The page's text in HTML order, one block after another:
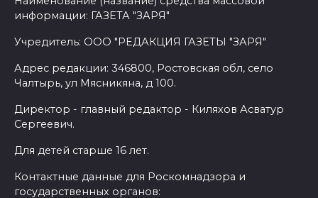
информации: ГАЗЕТА "ЗАРЯ"
Учредитель: ООО "РЕДАКЦИЯ ГАЗЕТЫ "ЗАРЯ"
Адрес редакции: 346800, Ростовская обл, село
Чалтырь, ул Мясникяна, д 100.
Директор - главный редактор - Киляхов Асватур
Сергеевич.
Для детей старше 16 лет.
Контактные данные для Роскомнадзора и
государственных органов: